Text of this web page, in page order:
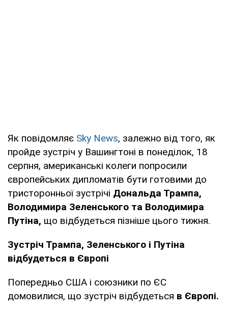
Як повідомляє Sky News, залежно від того, як
пройде зустріч у Вашингтоні в понеділок, 18
серпня, американські колеги попросили
європейських дипломатів бути готовими до
тристоронньої зустрічі Дональда Трампа,
Володимира Зеленського та Володимира
Путіна, що відбудеться пізніше цього тижня.
Зустріч Трампа, Зеленського і Путіна
відбудеться в Європі
Попередньо США і союзники по ЄС
домовилися, що зустріч відбудеться в Європі.